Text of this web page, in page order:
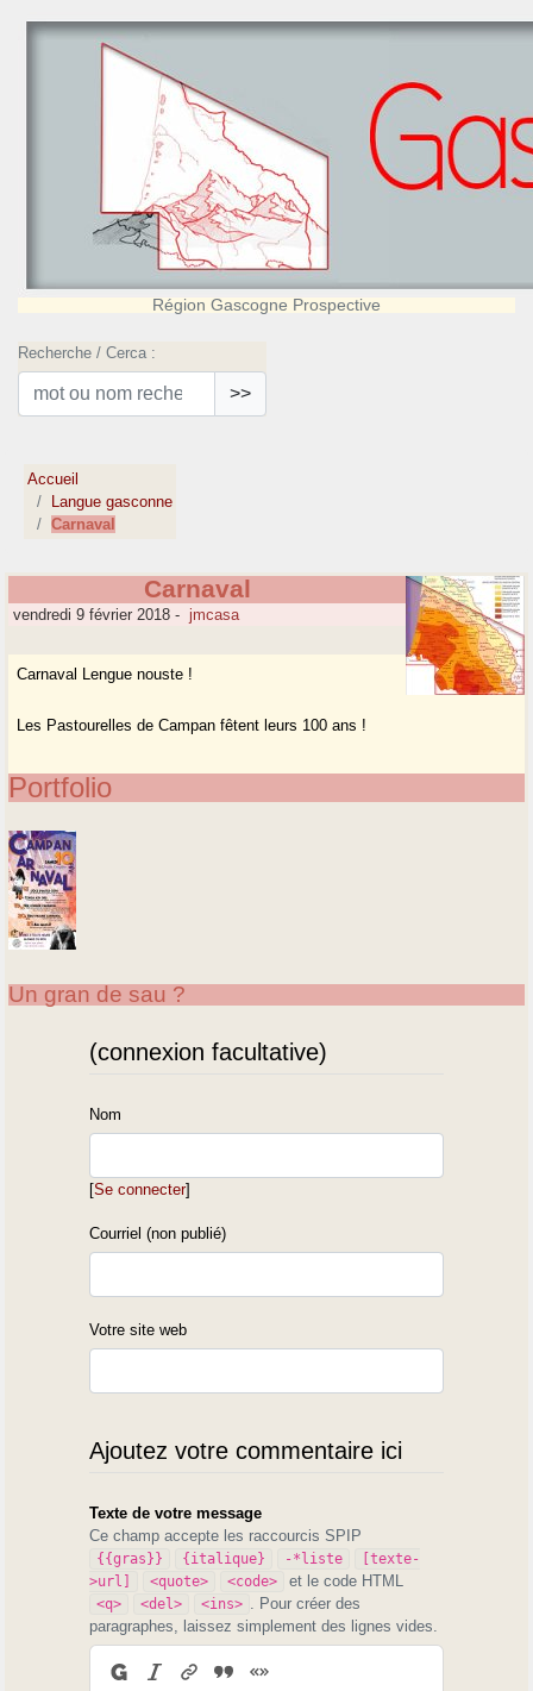
Région Gascogne Prospective
Recherche / Cerca :
>>
Accueil
Langue gasconne
Carnaval
Carnaval
vendredi 9 février 2018 - jmcasa
Carnaval Lengue nouste !
Les Pastourelles de Campan fêtent leurs 100 ans !
Portfolio
Un gran de sau ?
(connexion facultative)
Nom
[Se connecter]
Courriel (non publié)
Votre site web
Ajoutez votre commentaire ici
Texte de votre message
Ce champ accepte les raccourcis SPIP
{{gras}} {italique} -*liste
[texte-
>url]
<quote> <code> et le code HTML
<q> <del> <ins>
. Pour créer des
paragraphes, laissez simplement des lignes vides.